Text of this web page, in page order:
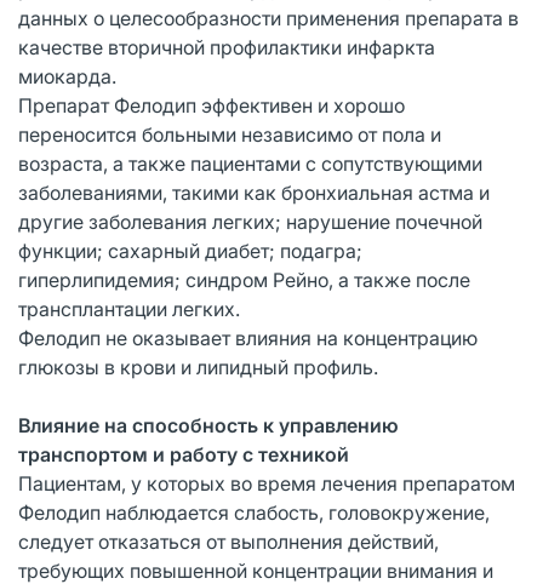
данных о целесообразности применения препарата в
качестве вторичной профилактики инфаркта
миокарда.
Препарат Фелодип эффективен и хорошо
переносится больными независимо от пола и
возраста, а также пациентами с сопутствующими
заболеваниями, такими как бронхиальная астма и
другие заболевания легких; нарушение почечной
функции; сахарный диабет; подагра;
гиперлипидемия; синдром Рейно, а также после
трансплантации легких.
Фелодип не оказывает влияния на концентрацию
глюкозы в крови и липидный профиль.
Влияние на способность к управлению
транспортом и работу с техникой
Пациентам, у которых во время лечения препаратом
Фелодип наблюдается слабость, головокружение,
следует отказаться от выполнения действий,
требующих повышенной концентрации внимания и